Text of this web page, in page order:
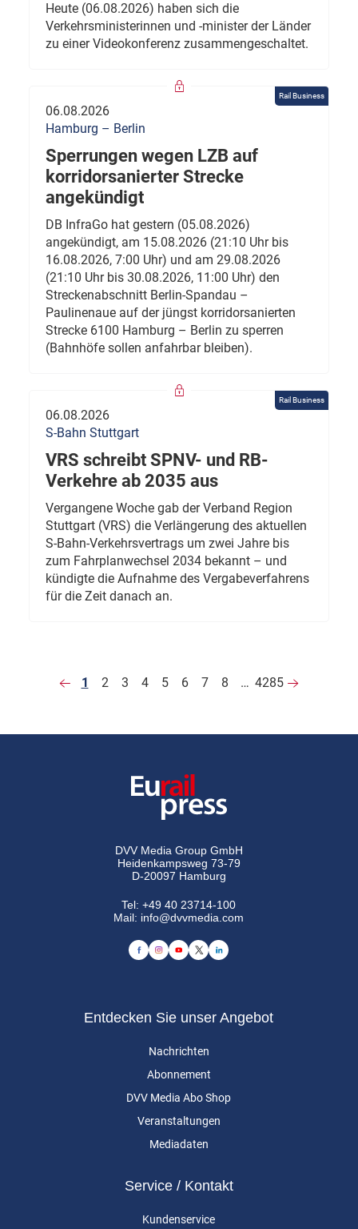
Heute (06.08.2026) haben sich die
Verkehrsministerinnen und -minister der Länder
zu einer Videokonferenz zusammengeschaltet.
Rail Business
06.08.2026
Hamburg – Berlin
Sperrungen wegen LZB auf
korridorsanierter Strecke
angekündigt
DB InfraGo hat gestern (05.08.2026)
angekündigt, am 15.08.2026 (21:10 Uhr bis
16.08.2026, 7:00 Uhr) und am 29.08.2026
(21:10 Uhr bis 30.08.2026, 11:00 Uhr) den
Streckenabschnitt Berlin-Spandau –
Paulinenaue auf der jüngst korridorsanierten
Strecke 6100 Hamburg – Berlin zu sperren
(Bahnhöfe sollen anfahrbar bleiben).
Rail Business
06.08.2026
S-Bahn Stuttgart
VRS schreibt SPNV- und RB-
Verkehre ab 2035 aus
Vergangene Woche gab der Verband Region
Stuttgart (VRS) die Verlängerung des aktuellen
S-Bahn-Verkehrsvertrags um zwei Jahre bis
zum Fahrplanwechsel 2034 bekannt – und
kündigte die Aufnahme des Vergabeverfahrens
für die Zeit danach an.
1 2 3 4 5 6 7 8 … 4285
DVV Media Group GmbH
Heidenkampsweg 73-79
D-20097 Hamburg
Tel:+49 40 23714-100
Mail: info@dvvmedia.com
Entdecken Sie unser Angebot
Nachrichten
Abonnement
DVV Media Abo Shop
Veranstaltungen
Mediadaten
Service / Kontakt
Kundenservice